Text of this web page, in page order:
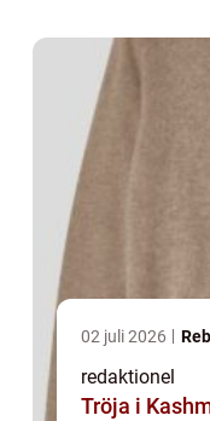
rosacea som ...
02 juli 2026
redaktionel
Tröja i